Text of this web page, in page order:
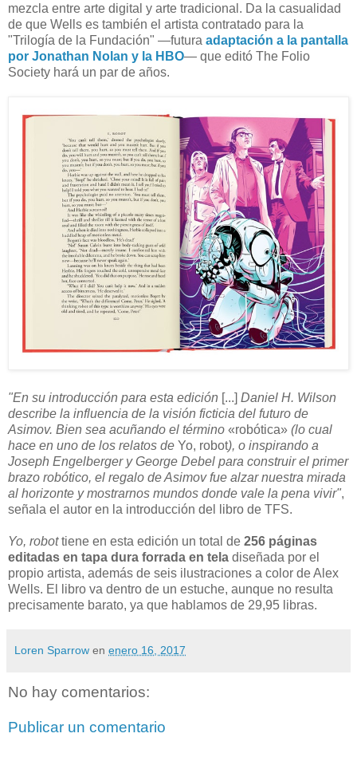
mezcla entre arte digital y arte tradicional. Da la casualidad
de que Wells es también el artista contratado para la
"Trilogía de la Fundación" —futura adaptación a la pantalla
por Jonathan Nolan y la HBO— que editó The Folio
Society hará un par de años.
"En su introducción para esta edición [...] Daniel H. Wilson
describe la influencia de la visión ficticia del futuro de
Asimov. Bien sea acuñando el término «robótica» (lo cual
hace en uno de los relatos de Yo, robot), o inspirando a
Joseph Engelberger y George Debel para construir el primer
brazo robótico, el regalo de Asimov fue alzar nuestra mirada
al horizonte y mostrarnos mundos donde vale la pena vivir",
señala el autor en la introducción del libro de TFS.
Yo, robottiene en esta edición un total de 256 páginas
editadas en tapa dura forrada en tela diseñada por el
propio artista, además de seis ilustraciones a color de Alex
Wells. El libro va dentro de un estuche, aunque no resulta
precisamente barato, ya que hablamos de 29,95 libras.
Loren Sparrow en enero 16, 2017
No hay comentarios:
Publicar un comentario